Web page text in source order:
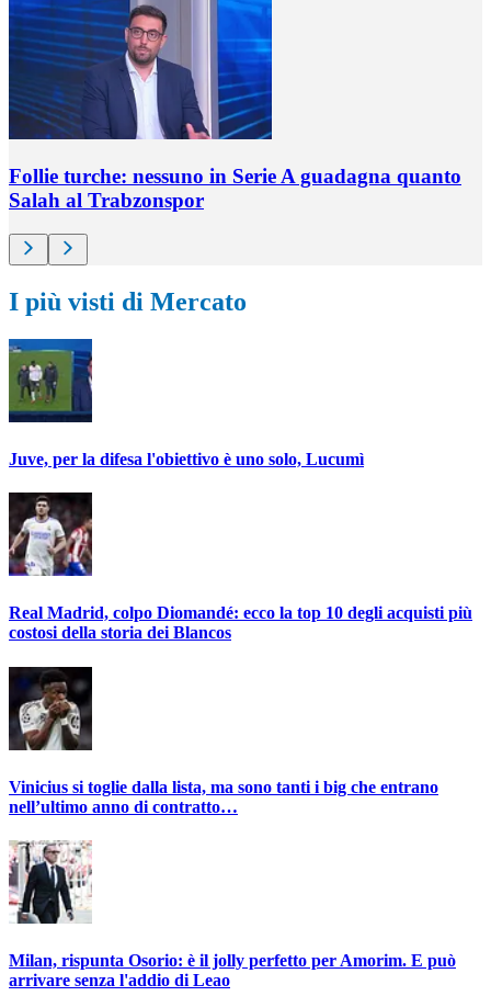
Follie turche: nessuno in Serie A guadagna quanto
Salah al Trabzonspor
I più visti di Mercato
Juve, per la difesa l'obiettivo è uno solo, Lucumì
Real Madrid, colpo Diomandé: ecco la top 10 degli acquisti più
costosi della storia dei Blancos
Vinicius si toglie dalla lista, ma sono tanti i big che entrano
nell’ultimo anno di contratto…
Milan, rispunta Osorio: è il jolly perfetto per Amorim. E può
arrivare senza l'addio di Leao